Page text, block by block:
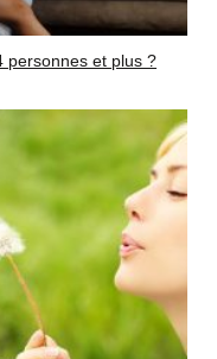
personnes et plus ?